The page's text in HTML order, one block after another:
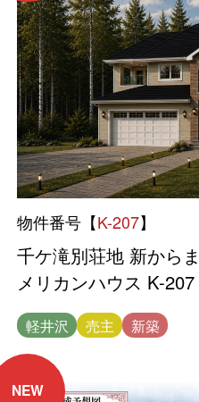
物件番号【K-207】
千ケ滝別荘地 新から
メリカンハウス K-
軽井沢 売主 新築
NEW